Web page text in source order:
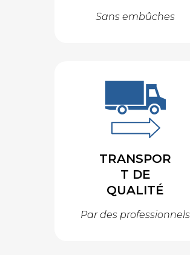
Sans embûches
TRANSPOR
T DE
QUALITÉ
Par des professionnels